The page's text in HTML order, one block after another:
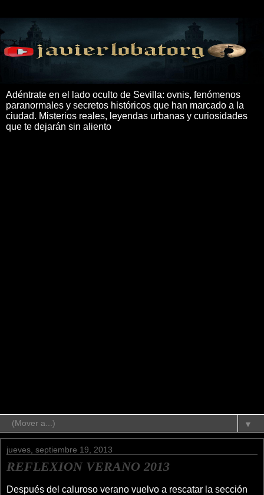
Adéntrate en el lado oculto de Sevilla: ovnis, fenómenos
paranormales y secretos históricos que han marcado a la
ciudad. Misterios reales, leyendas urbanas y curiosidades
que te dejarán sin aliento
▼
jueves, septiembre 19, 2013
REFLEXION VERANO 2013
Después del caluroso verano vuelvo a rescatar la sección